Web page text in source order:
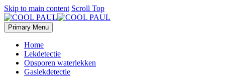
Skip to main content Scroll Top
Primary Menu
Home
Lekdetectie
Opsporen waterlekken
Gaslekdetectie